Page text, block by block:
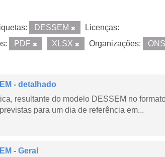
DESSEM
Licenças:
PDF XLSX Organizações: ONS
- detalhado
resultante do modelo DESSEM no
para um dia de referência em...
- Geral